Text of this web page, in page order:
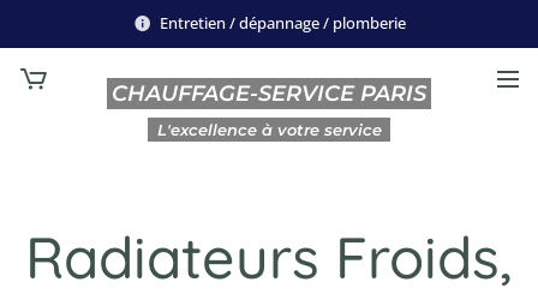
Entretien / dépannage / plomberie
CHAUFFAGE-SERVICE PARIS
L'excellence à votre service
Radiateurs Froids,